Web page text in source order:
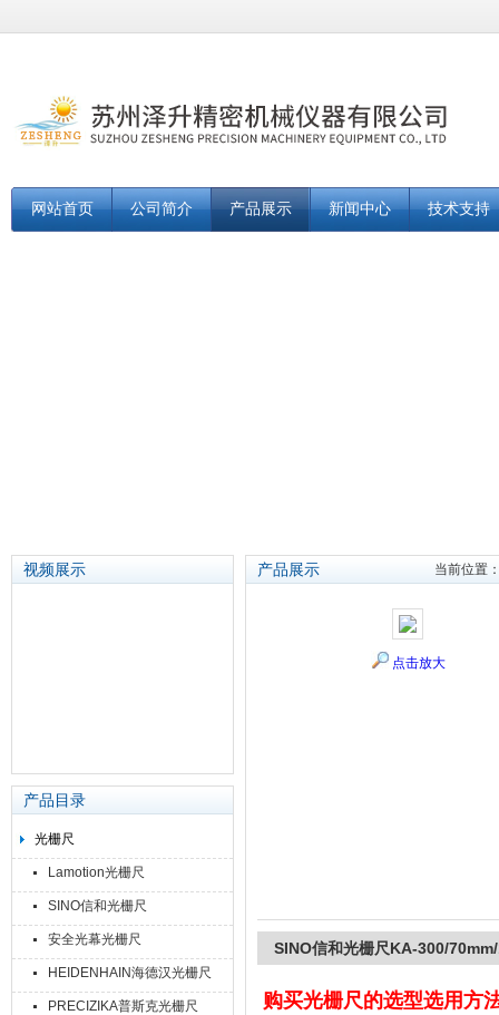
网站首页 公司简介 产品展示 新闻中心 技术支持
视频展示
产品目录
光栅尺
Lamotion光栅尺
SINO信和光栅尺
安全光幕光栅尺
HEIDENHAIN海德汉光栅尺
PRECIZIKA普斯克光栅尺
产品展示 当前位置
点击放大
SINO信和光栅尺KA-300/
购买光栅尺的选型选用方